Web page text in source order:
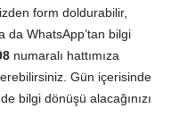
form doldurabilir,
da WhatsApp’tan bilgi
numaralı hattımıza
Gün içerisinde
bilgi dönüşü alacağınızı